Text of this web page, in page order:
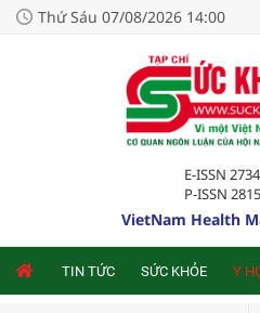
Thứ Sáu 07/08/2026 14:00
E-ISSN
P-ISSN
VietNam Health
TIN TỨC SỨC KHỎE Y